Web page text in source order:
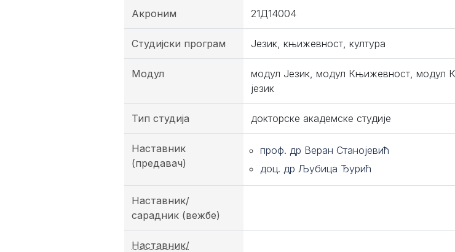
Акроним 21Д14004
Студијски програм Језик, књижевност, култура
Модул
модул Језик, модул Књижевност, модул
језик
Тип студија докторске академске студије
Наставник
(предавач)
проф. др Веран Станојевић
доц. др Љубица Ђурић
Наставник/
сарадник (вежбе)
Наставник/